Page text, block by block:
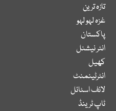
تازہ ترین
غزہ لہو لہو
پاکستان
انٹر نیشنل
کھیل
انٹرٹینمنٹ
لائف اسٹائل
ٹاپ ٹرینڈ